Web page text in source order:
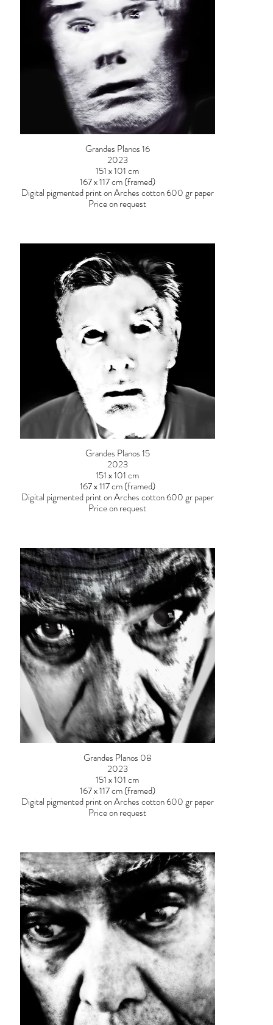
Grandes Planos 16
2023
151 x 101 cm
167 x 117 cm (framed)
Digital pigmented print on Arches cotton 600 gr paper
Price on request
Grandes Planos 15
2023
151 x 101 cm
167 x 117 cm (framed)
Digital pigmented print on Arches cotton 600 gr paper
Price on request
Grandes Planos 08
2023
151 x 101 cm
167 x 117 cm (framed)
Digital pigmented print on Arches cotton 600 gr paper
Price on request